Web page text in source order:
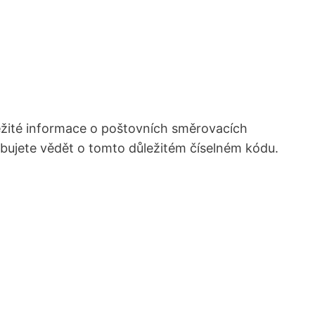
⁣informace o poštovních⁤ směrovacích
vědět o tomto důležitém ⁤číselném kódu.